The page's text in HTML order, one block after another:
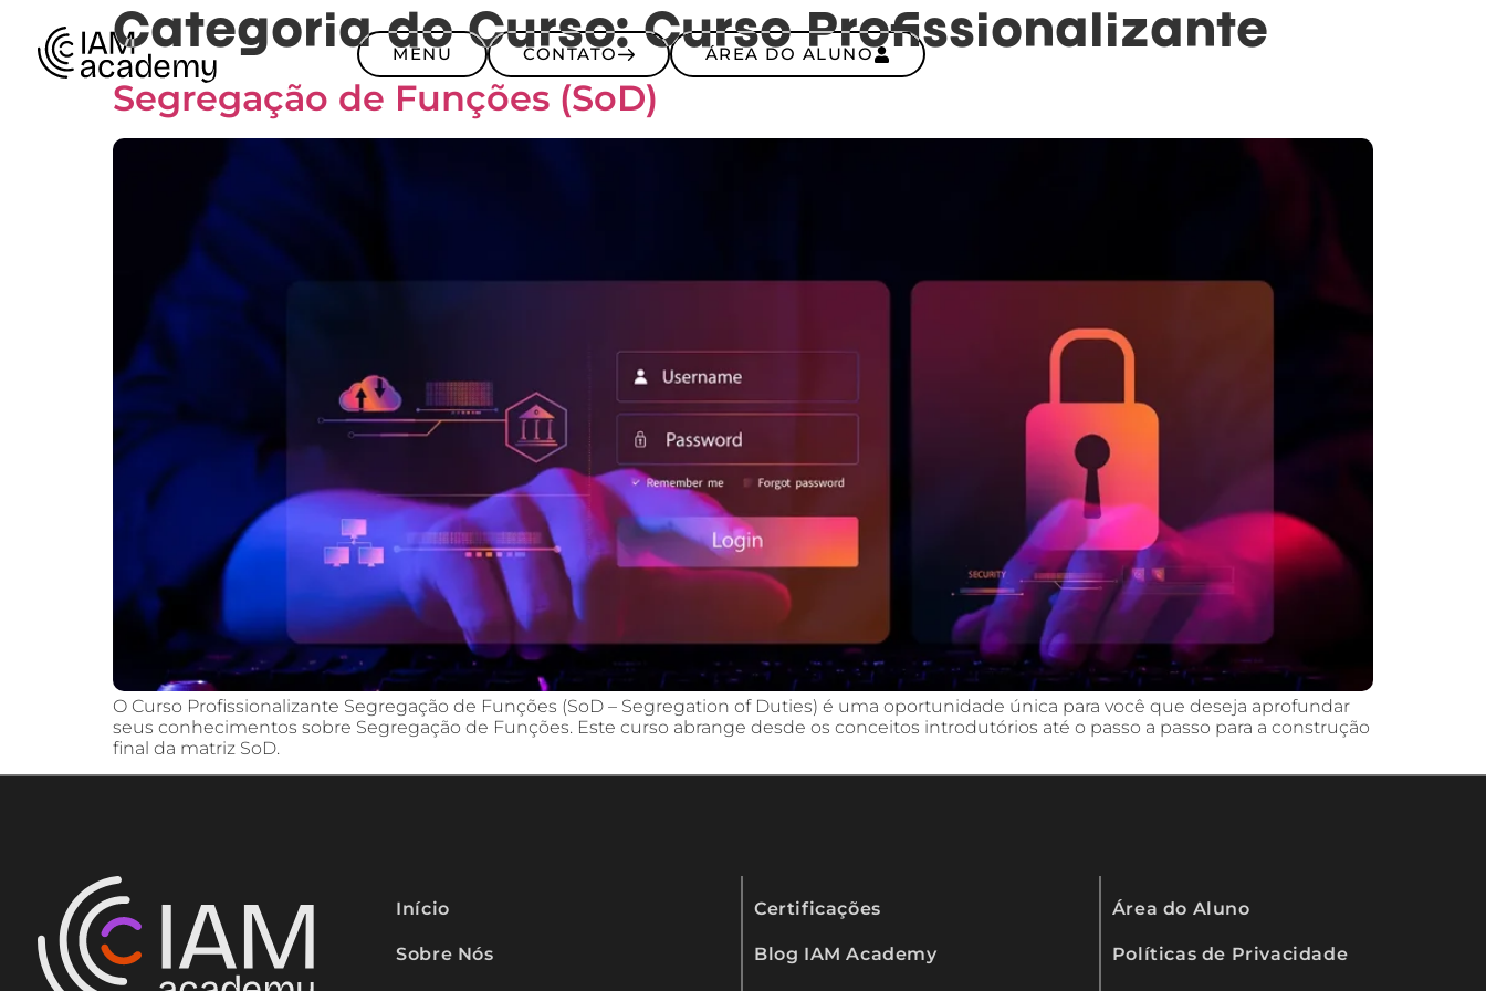
MENU CONTATO ÁREA DO ALUNO
Categoria do Curso:Curso Profissionalizante
Segregação de Funções (SoD)
O Curso Profissionalizante Segregação de Funções (SoD – Segregation of Duties) é uma oportunidade única para você que deseja aprofundar
seus conhecimentos sobre Segregação de Funções. Este curso abrange desde os conceitos introdutórios até o passo a passo para a construção
final da matriz SoD.
Início
Sobre Nós
Certificações
Blog IAM Academy
Área do Aluno
Políticas de Privacidade